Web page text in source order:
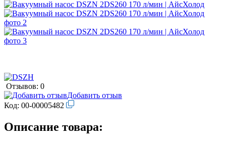
Отзывов: 0
Добавить отзыв
Код: 00-00005482
Описание товара: